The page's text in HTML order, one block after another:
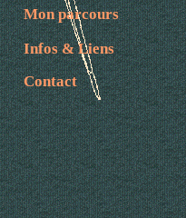
Mon parcours
Infos & Liens
Contact